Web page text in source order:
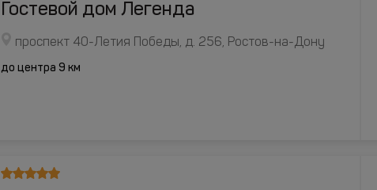
Гостевой дом Легенда
проспект 40-Летия Победы, д. 256, Ростов-на-Дону
до центра 9 км